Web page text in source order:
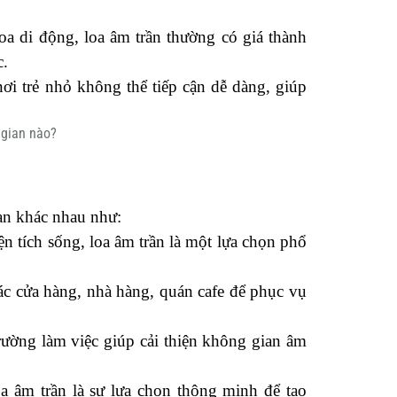
di động, loa âm trần thường có giá thành
trẻ nhỏ không thể tiếp cận dễ dàng, giúp
khác nhau như:
tích sống, loa âm trần là một lựa chọn phổ
cửa hàng, nhà hàng, quán cafe để phục vụ
làm việc giúp cải thiện không gian âm
âm trần là sự lựa chọn thông minh để tạo